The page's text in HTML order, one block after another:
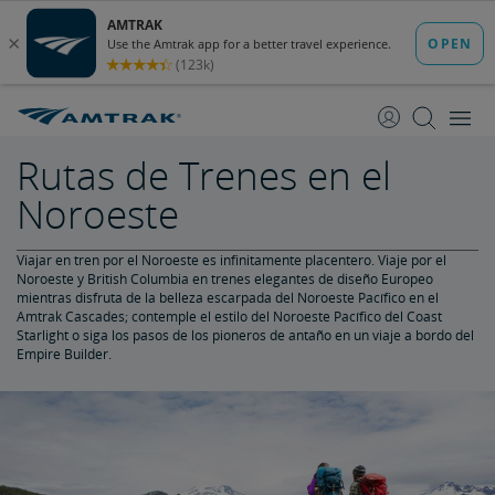
Contenido
Navegación
Rutas de Trenes en el
Noroeste
Viajar en tren por el Noroeste es infinitamente placentero. Viaje por el
Noroeste y British Columbia en trenes elegantes de diseño Europeo
mientras disfruta de la belleza escarpada del Noroeste Pacífico en el
Amtrak Cascades; contemple el estilo del Noroeste Pacífico del Coast
Starlight o siga los pasos de los pioneros de antaño en un viaje a bordo del
Empire Builder.